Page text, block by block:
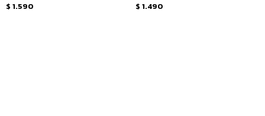
$ 1.590 $ 1.490